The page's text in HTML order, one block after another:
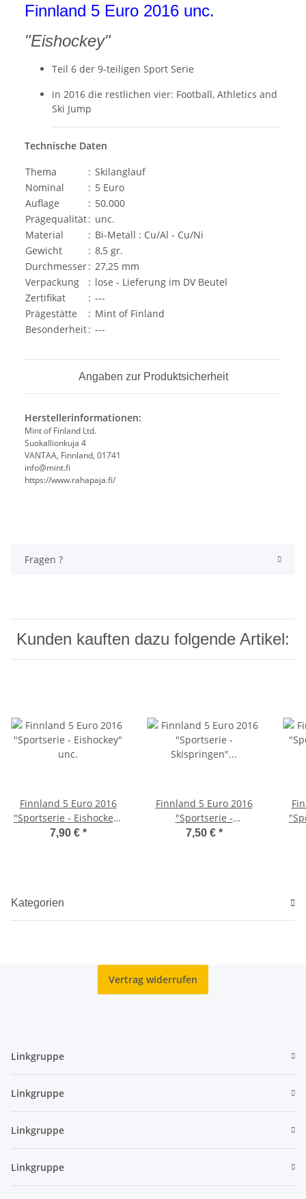
Finnland 5 Euro 2016 unc.
"Eishockey"
Teil 6 der 9-teiligen Sport Serie
in 2016 die restlichen vier: Football, Athletics and
Ski Jump
Technische Daten
Thema
: Skilanglauf
Nominal
: 5 Euro
Auflage
: 50.000
Prägequalität: unc.
Material
: Bi-Metall : Cu/Al - Cu/Ni
Gewicht
: 8,5 gr.
Durchmesser: 27,25 mm
Verpackung
: lose - Lieferung im DV Beutel
Zertifikat
: ---
Prägestätte
: Mint of Finland
Besonderheit: ---
Angaben zur Produktsicherheit
Herstellerinformationen:
Mint of Finland Ltd.
Suokallionkuja 4
VANTAA, Finnland, 01741
info@mint.fi
https://www.rahapaja.fi/
Fragen ?
Kunden kauften dazu folgende Artikel:
Finnland 5 Euro 2016
"Sportserie - Eishockey"
unc.
7,90 € *
Finnland 5 Euro 2016
"Sportserie -
Skispringen" unc.
7,50 € *
Kategorien
Vertrag widerrufen
Linkgruppe
Linkgruppe
Linkgruppe
Linkgruppe